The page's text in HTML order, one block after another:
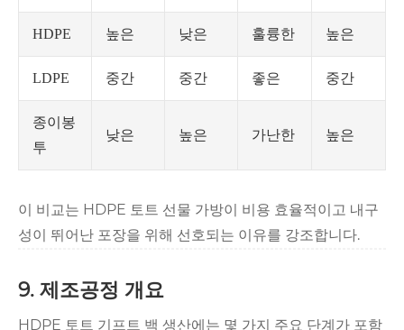
HDPE 높은 낮은 훌륭한 높은
LDPE 중간 중간 좋은 중간
종이봉
투
낮은 높은 가난한 높은
이 비교는 HDPE 토트 선물 가방이 비용 효율적이고 내구
성이 뛰어난 포장을 위해 선호되는 이유를 강조합니다.
9. 제조공정 개요
HDPE 토트 기프트 백 생산에는 몇 가지 주요 단계가 포함